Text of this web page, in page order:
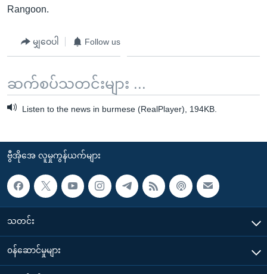
Rangoon.
မျှဝေပါ Follow us
ဆက်စပ်သတင်းများ ...
Listen to the news in burmese (RealPlayer), 194KB.
ဗွီအိုအေ လူမှုကွန်ယက်များ
သတင်း
၀န်ဆောင်မှုများ